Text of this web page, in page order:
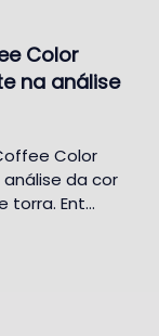
Color
na análise
Color
da cor
torra. Ent…